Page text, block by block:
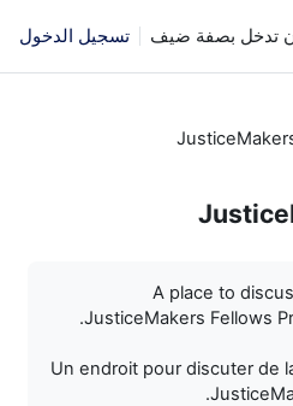
تدخل بصفة ضيف تسجيل الدخول
A place to
JusticeMakers Fellows
Un endroit pour discuter de